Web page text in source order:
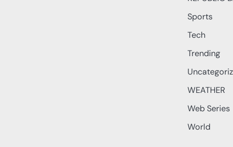
Sports
Tech
Trending
WEATHER
Web Series
World